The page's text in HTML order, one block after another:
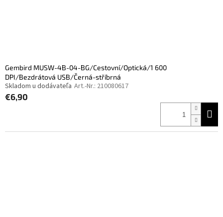
Gembird MUSW-4B-04-BG/Cestovní/Optická/1 600
DPI/Bezdrátová USB/Černá-stříbrná
Skladom u dodávateľa Art.-Nr.: 210080617
€6,90